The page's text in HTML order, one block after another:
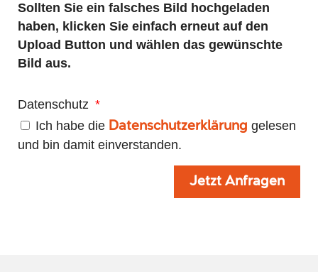
Sollten Sie ein falsches Bild hochgeladen
haben, klicken Sie einfach erneut auf den
Upload Button und wählen das gewünschte
Bild aus.
Datenschutz
Ich habe die Datenschutzerklärung gelesen
und bin damit einverstanden.
Jetzt Anfragen